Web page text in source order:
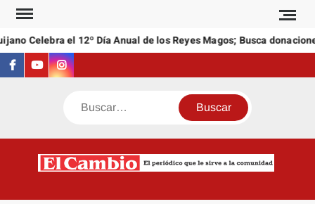
Saltar
contenidoCelebra el 12º Día Anual de los Reyes Magos; Busca
Facebook
YoutubeInstagram
Buscar